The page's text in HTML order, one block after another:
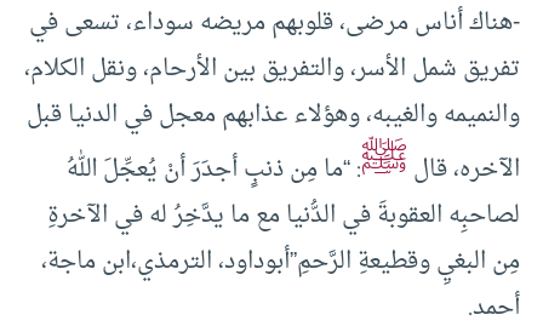
-هناك أناس مرضى، قلوبهم مريضه سوداء، تسعى في
تفريق شمل الأسر، والتفريق بين الأرحام، ونقل الكلام،
والنميمه والغيبه، وهؤلاء عذابهم معجل في الدنيا قبل
الآخره، قالﷺ: “ما مِن ذنبٍ أجدَرَ أنْ يُعجِّلَ اللهُ
لصاحبِه العقوبةَ في الدُّنيا مع ما يدَّخِرُ له في الآخرةِ
مِن البغيِ وقطيعةِ الرَّحمِ”أبوداود، الترمذي،ابن ماجة،
أحمد.